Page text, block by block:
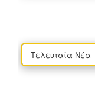
Τελευταία Νέα